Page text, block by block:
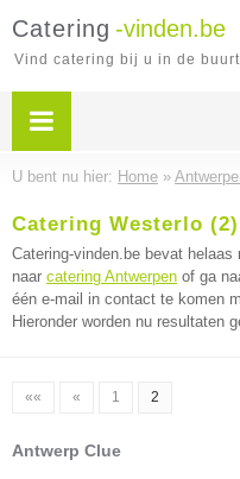
Catering -vinden.be
Vind catering bij u in de
U bent nu hier: Home »
Catering Westerlo (2)
Catering-vinden.be bevat helaas
naar catering Antwerpen of ga
één e-mail in contact te komen
Hieronder worden nu resultaten
«« « 1 2
Antwerp Clue